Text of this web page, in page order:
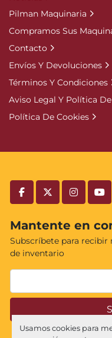
Usamos cookies para
facebooktwitter
Mantente en
Subscríbete para recibir
de inventario
Pilman Maquinaria
Compramos Sus
Contacto
Envíos Y Devoluciones
Términos Y Condiciones
Aviso Legal Y Política
Política De Cookies